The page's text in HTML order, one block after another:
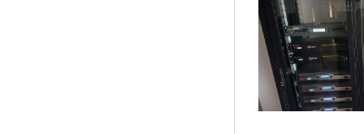
声器发出声